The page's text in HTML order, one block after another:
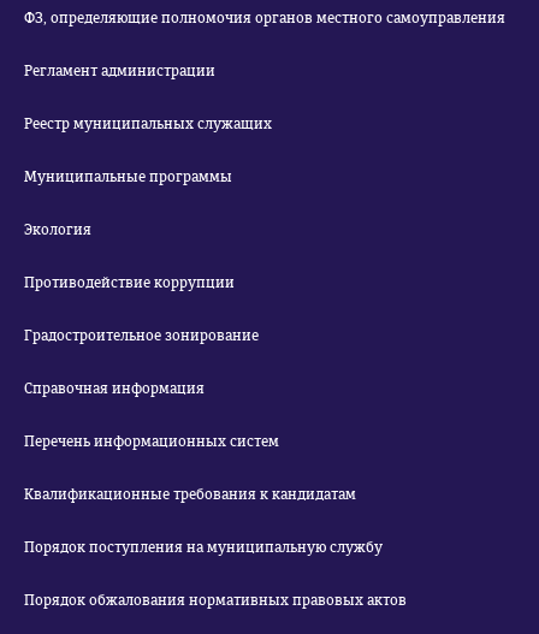
ФЗ, определяющие полномочия органов местного самоуправления
Регламент администрации
Реестр муниципальных служащих
Муниципальные программы
Экология
Противодействие коррупции
Градостроительное зонирование
Справочная информация
Перечень информационных систем
Квалификационные требования к кандидатам
Порядок поступления на муниципальную службу
Порядок обжалования нормативных правовых актов